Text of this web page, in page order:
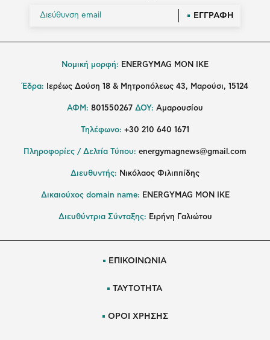
ΕΓΓΡΑΦΗ
Νομική μορφή: ENERGYMAG MON IKE
Έδρα: Ιερέως Δούση 18 & Μητροπόλεως 43, Μαρούσι, 15124
ΑΦΜ: 801550267 ΔΟΥ: Αμαρουσίου
Τηλέφωνο: +30 210 640 1671
Πληροφορίες / Δελτία Τύπου: energymagnews@gmail.com
Διευθυντής: Νικόλαος Φιλιππίδης
Δικαιούχος domain name: ENERGYMAG ΜΟΝ ΙΚΕ
Διευθύντρια Σύνταξης: Ειρήνη Γαλιώτου
ΕΠΙΚΟΙΝΩΝΙΑ
ΤΑΥΤΟΤΗΤΑ
ΟΡΟΙ ΧΡΗΣΗΣ